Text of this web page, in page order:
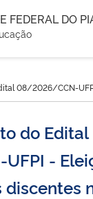
FEDERAL DO
08/2026/CCN-
do Edital
-